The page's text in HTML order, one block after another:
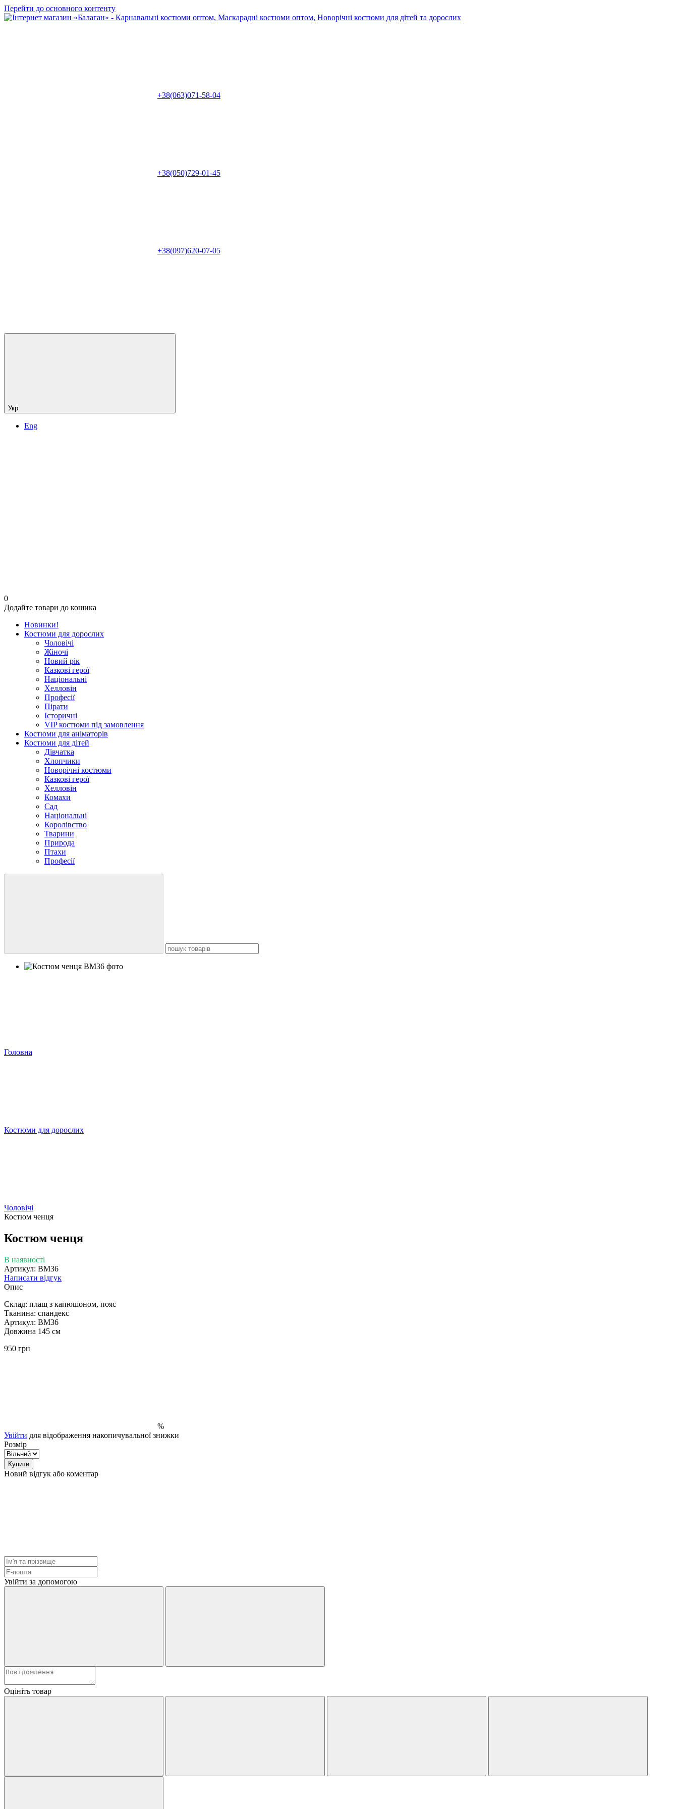
Перейти до основного контенту
+38(063)071-58-04
+38(050)729-01-45
+38(097)620-07-05
Укр
Eng
0
Додайте товари до кошика
Новинки!
Костюми для дорослих
Чоловічі
Жіночі
Новий рік
Казкові герої
Національні
Хелловін
Професії
Пірати
Історичні
VIP костюми під замовлення
Костюми для аніматорів
Костюми для дітей
Дівчатка
Хлопчики
Новорічні костюми
Казкові герої
Хелловін
Комахи
Сад
Національні
Королівство
Тварини
Природа
Птахи
Професії
Головна
Костюми для дорослих
Чоловічі
Костюм ченця
Костюм ченця
В наявності
Артикул: ВМ36
Написати відгук
Опис
Склад: плащ з капюшоном, пояс
Тканина: спандекс
Артикул: ВМ36
Довжина 145 см
950 грн
%
Увійти для відображення накопичувальної знижки
Розмір
Купити
Новий відгук або коментар
Увійти за допомогою
Оцініть товар